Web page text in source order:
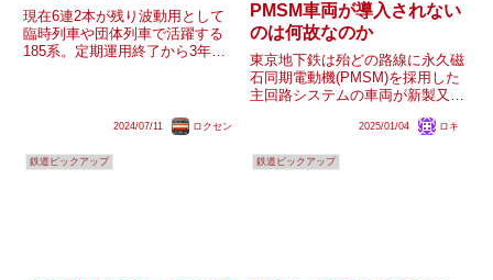
現在6連2本が残り波動用として
臨時列車や団体列車で活躍する
185系。定期運用終了から3年以
2024/07/11 ロクセン
PMSM車両が導入されない
のは何故なのか
東京地下鉄は殆どの路線に永久磁
石同期電動機(PMSM)を採用した
主回路システムの車両が新製又は
ていますが、南北線のみ現在まで
ています。02系B修車でPMSMが
2025/01/04 ロキ
鉄道ピックアップ 鉄道ピックアップ